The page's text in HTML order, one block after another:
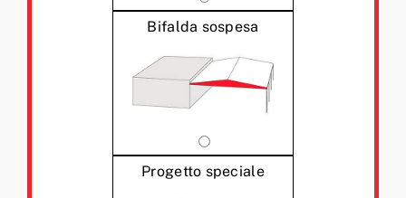
Bifalda sospesa
Progetto speciale